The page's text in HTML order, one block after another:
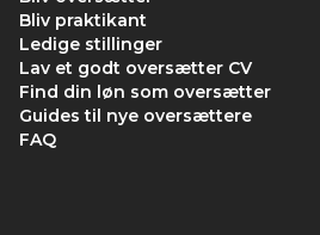
Bliv praktikant
Ledige stillinger
Lav et godt oversætter CV
Find din løn som oversætter
Guides til nye oversættere
FAQ